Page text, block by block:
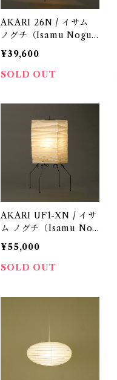
AKARI 26N / イサム
ノグチ（Isamu Noguc
hi) / オゼキ（尾関）
¥39,600
SOLD OUT
AKARI UF1-XN / イサ
ム ノグチ（Isamu Nog
uchi) / オゼキ（尾関）
¥55,000
SOLD OUT